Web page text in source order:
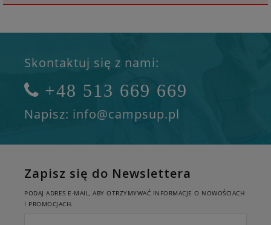
Skontaktuj się z nami:
+48 513 669 669
Napisz: info@campsup.pl
Zapisz się do Newslettera
PODAJ ADRES E-MAIL, ABY OTRZYMYWAĆ INFORMACJE O NOWOŚCIACH
I PROMOCJACH.